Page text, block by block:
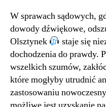
W sprawach sądowych,
dowody dźwiękowe,
Olsztynek
staje się
dochodzenia do prawdy.
wszelkich szumów,
które mogłyby utrudnić
zastosowaniu